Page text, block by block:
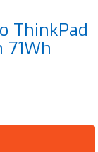
ThinkPad
71Wh